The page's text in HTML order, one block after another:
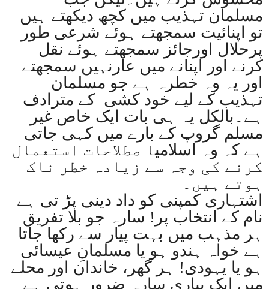
مسلمان تہذیب میں کچھ دیکھتے ہیں
تو اپنائیت سمجھتے ہوئے شرعی طور
پرحلال اورجائز سمجھتے ہوئے نقل
کرنے اور اپنانے میں عارنہیں سمجھتے
اور یہ وہ خطرہ ہے جو مسلمان
تہذیب کے لیے خود کشی کے مترادف
ہے۔بالکل یہ ہی بات ایک خاص غیر
مسلم گروپ کے بارے میں کہی جاتی
ہے کہ وہ اسلامیا صطلاحات استعمال
کرنے کی وجہ سے زیادہ خطر ناک
ہوتے ہیں۔
اشتہاری کمپنی کو داد دینی پڑ تی ہے
نام کے انتخاب پر! سارہ جو بلا تفریق
ہر مذہب میں بہت پیار سے رکھا جاتا
ہے خواہ ہندو ہو یا مسلمانِ عیسائی
ہو یا یہودی! ہر گھر، خاندان اور محلے
میں ایک پیاری سارہ ضرور ہوتی ہے